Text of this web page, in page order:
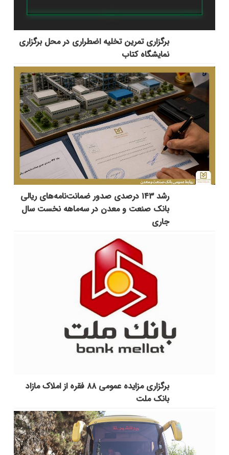
برگزاری تمرین تخلیه اضطراری در محل برگزاری
نمایشگاه کتاب
رشد ۱۴۳ درصدی صدور ضمانت‌نامه‌های ریالی
بانک صنعت و معدن در سه‌ماهه نخست سال
جاری
برگزاری مزایده عمومی ۸۸ فقره از املاک مازاد
بانک ملت